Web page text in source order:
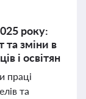
року:
та зміни в
і освітян
праці
та